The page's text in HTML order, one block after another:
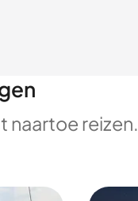
naartoe reizen.